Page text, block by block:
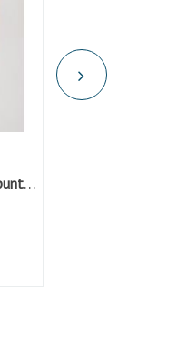
Casaca sanidad microfibra punto rosa